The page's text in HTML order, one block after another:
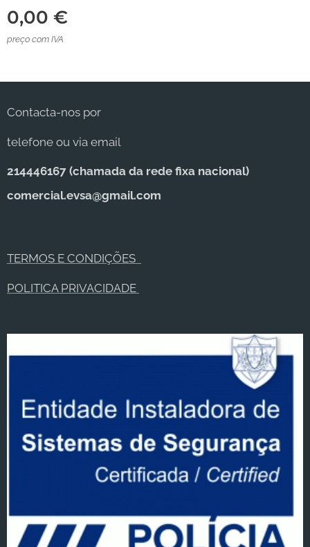
0,00 €
preço com IVA
Contacta-nos por
telefone ou via email
214446167 (chamada da rede fixa nacional)
comercial.evsa@gmail.com
TERMOS E CONDIÇÕES
POLITICA PRIVACIDADE